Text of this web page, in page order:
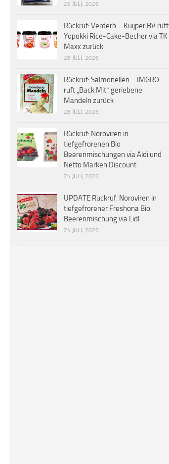
29 JULI, 2026
Rückruf: Verderb – Kuijper BV ruft
Yopokki Rice-Cake-Becher via TK
Maxx zurück
28 JULI, 2026
Rückruf: Salmonellen – IMGRO
ruft „Back Mit“ geriebene
Mandeln zurück
28 JULI, 2026
Rückruf: Noroviren in
tiefgefrorenen Bio
Beerenmischungen via Aldi und
Netto Marken Discount
24 JULI, 2026
UPDATE Rückruf: Noroviren in
tiefgefrorener Freshona Bio
Beerenmischung via Lidl
24 JULI, 2026